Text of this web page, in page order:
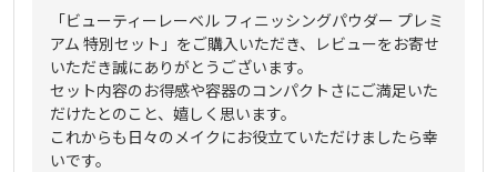
「ビューティーレーベル フィニッシングパウダー プレミ
アム 特別セット」をご購入いただき、レビューをお寄せ
いただき誠にありがとうございます。
セット内容のお得感や容器のコンパクトさにご満足いた
だけたとのこと、嬉しく思います。
これからも日々のメイクにお役立ていただけましたら幸
いです。